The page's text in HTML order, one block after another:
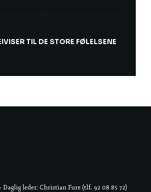
TIL DE STORE FØLELSENE
leder: Christian Fure (tlf. 92 08 85 72)